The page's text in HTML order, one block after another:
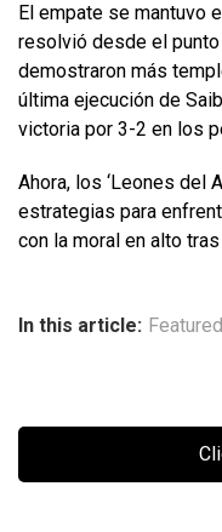
El empate se mantuvo
resolvió desde el
demostraron más
última ejecución de
victoria por 3-2 en los
Ahora, los ‘Leones del
estrategias para
con la moral en alto
In this article: Featured